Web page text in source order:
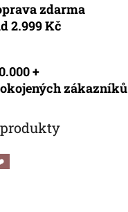
zdarma
2.999 Kč
+
zákazníků